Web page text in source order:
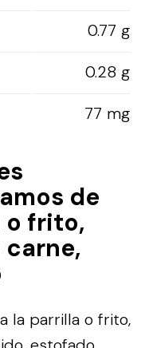
0.77 g
0.28 g
77 mg
de
o frito,
carne,
la parrilla o frito,